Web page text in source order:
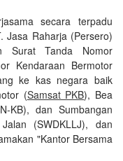
secara terpadu
Jasa Raharja (Persero)
Surat Tanda Nomor
Kendaraan Bermotor
ke kas negara baik
(Samsat PKB), Bea
KB), dan Sumbangan
(SWDKLLJ), dan
"Kantor Bersama